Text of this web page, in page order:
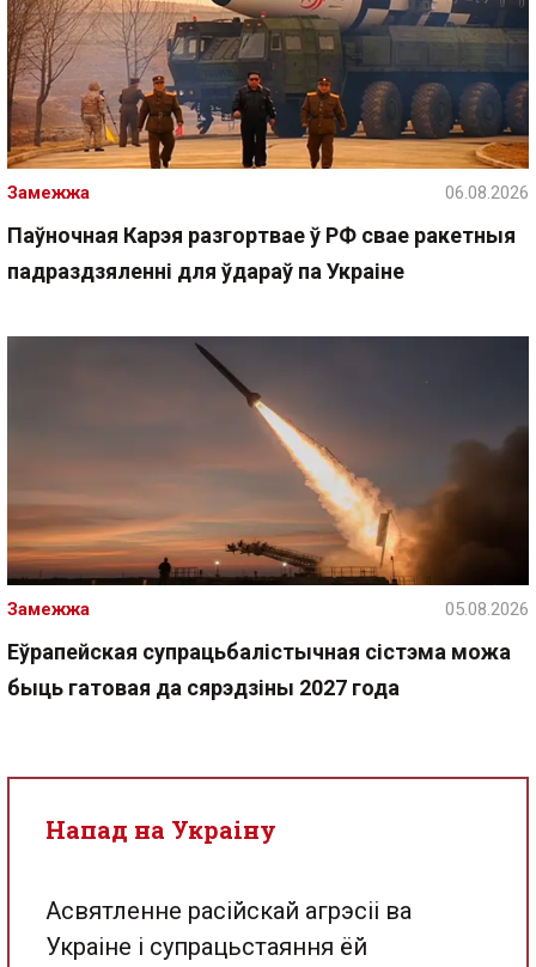
Паўночная Карэя разгортвае ў РФ свае ракетныя
падраздзяленні для ўдараў па Украіне
Замежжа 06.08.2026
Еўрапейская супрацьбалістычная сістэма можа
быць гатовая да сярэдзіны 2027 года
Замежжа 05.08.2026
Напад на Украіну
Асвятленне расійскай агрэсіі ва
Украіне і супрацьстаяння ёй